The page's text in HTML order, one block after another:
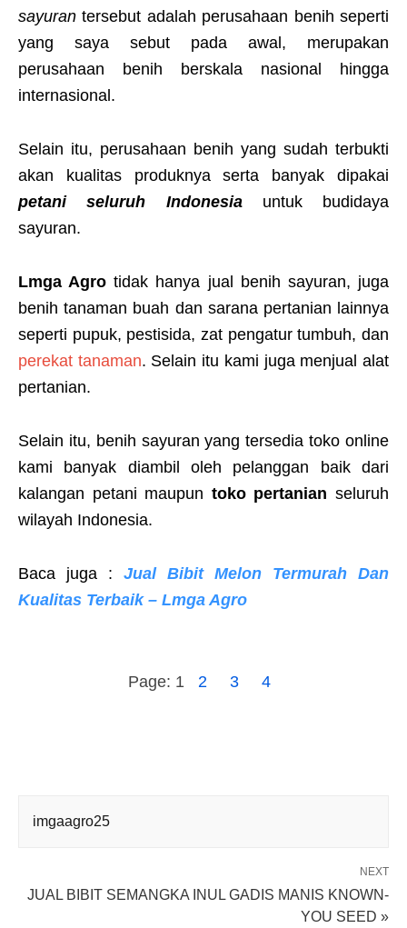
sayuran tersebut adalah perusahaan benih seperti
yang saya sebut pada awal, merupakan
perusahaan benih berskala nasional hingga
internasional.
Selain itu, perusahaan benih yang sudah terbukti
akan kualitas produknya serta banyak dipakai
petani seluruh Indonesia
untuk budidaya
sayuran.
Lmga Agro tidak hanya jual benih sayuran, juga
benih tanaman buah dan sarana pertanian lainnya
seperti pupuk, pestisida, zat pengatur tumbuh, dan
perekat tanaman. Selain itu kami juga menjual alat
pertanian.
Selain itu, benih sayuran yang tersedia toko online
kami banyak diambil oleh pelanggan baik dari
kalangan petani maupun toko pertanian seluruh
wilayah Indonesia.
Baca juga : Jual Bibit Melon Termurah Dan
Kualitas Terbaik – Lmga Agro
Page: 1 2 3 4
imgaagro25
NEXT
JUAL BIBIT SEMANGKA INUL GADIS MANIS KNOWN-
YOU SEED »